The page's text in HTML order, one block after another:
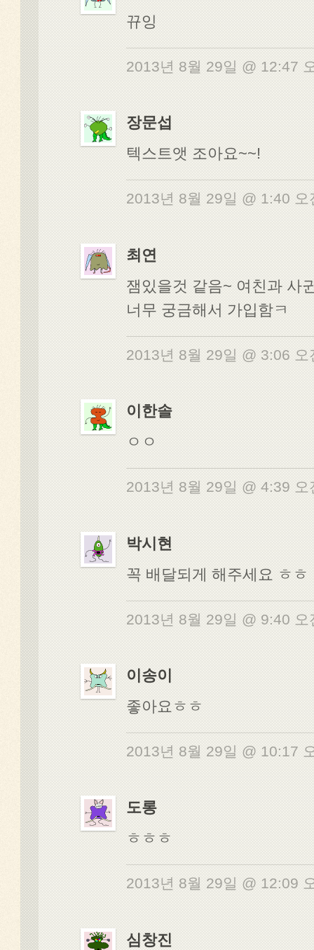
뀨잉
2013년 8월 29일 @ 12:47
장문섭
텍스트앳 조아요~~!
2013년 8월 29일 @ 1:40
최연
잼있을것 같음~ 여친과 사
너무 궁금해서 가입함ㅋ
2013년 8월 29일 @ 3:06
이한솔
ㅇㅇ
2013년 8월 29일 @ 4:39
박시현
꼭 배달되게 해주세요 ㅎㅎ
2013년 8월 29일 @ 9:40
이송이
좋아요ㅎㅎ
2013년 8월 29일 @ 10:17
도롱
ㅎㅎㅎ
2013년 8월 29일 @ 12:09
심창진